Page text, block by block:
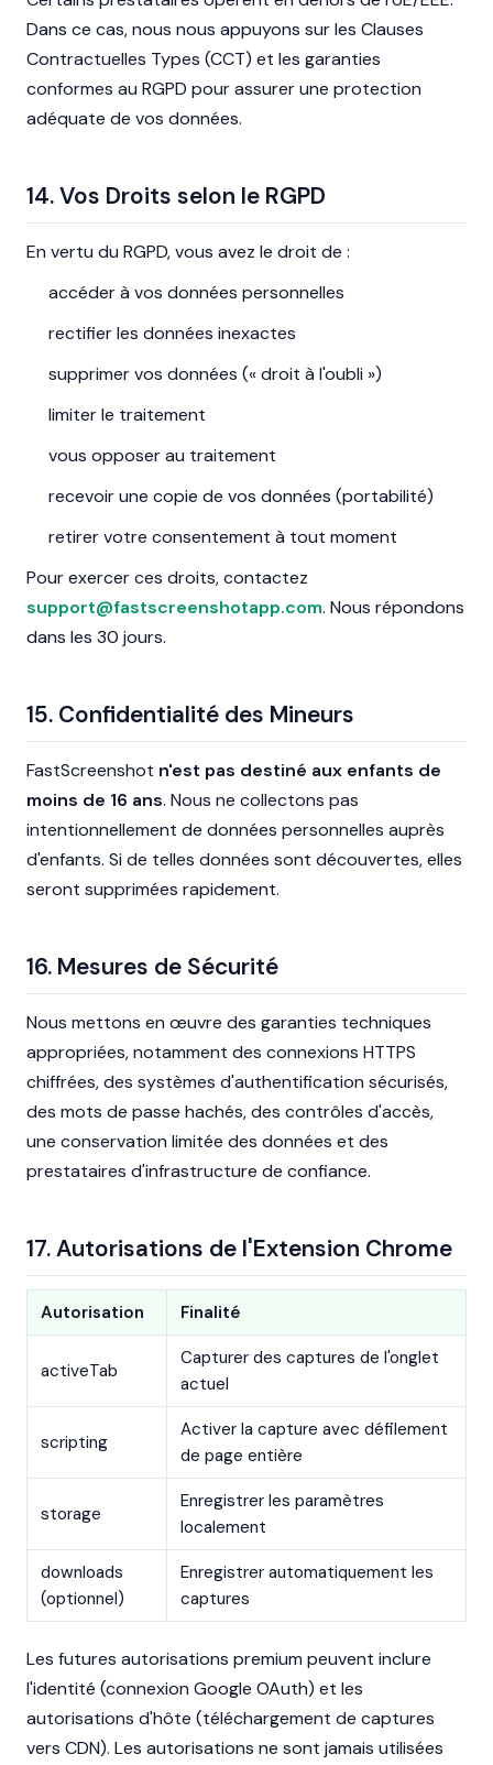
Dans ce cas, nous nous appuyons sur les Clauses
Contractuelles Types (CCT) et les garanties
conformes au RGPD pour assurer une protection
adéquate de vos données.
14. Vos Droits selon le RGPD
En vertu du RGPD, vous avez le droit de :
accéder à vos données personnelles
rectifier les données inexactes
supprimer vos données (« droit à l'oubli »)
limiter le traitement
vous opposer au traitement
recevoir une copie de vos données (portabilité)
retirer votre consentement à tout moment
Pour exercer ces droits, contactez
support@fastscreenshotapp.com. Nous répondons
dans les 30 jours.
15. Confidentialité des Mineurs
FastScreenshot n'est pas destiné aux enfants de
moins de 16 ans. Nous ne collectons pas
intentionnellement de données personnelles auprès
d'enfants. Si de telles données sont découvertes, elles
seront supprimées rapidement.
16. Mesures de Sécurité
Nous mettons en œuvre des garanties techniques
appropriées, notamment des connexions HTTPS
chiffrées, des systèmes d'authentification sécurisés,
des mots de passe hachés, des contrôles d'accès,
une conservation limitée des données et des
prestataires d'infrastructure de confiance.
17. Autorisations de l'Extension Chrome
Autorisation Finalité
activeTab
Capturer des captures de l'onglet
actuel
scripting
Activer la capture avec défilement
de page entière
storage
Enregistrer les paramètres
localement
downloads
(optionnel)
Enregistrer automatiquement les
captures
Les futures autorisations premium peuvent inclure
l'identité (connexion Google OAuth) et les
autorisations d'hôte (téléchargement de captures
vers CDN). Les autorisations ne sont jamais utilisées